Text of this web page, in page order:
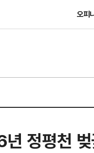
오피
정평천